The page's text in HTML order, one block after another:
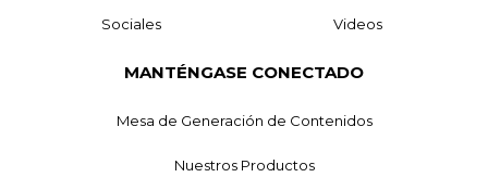
Sociales Videos
MANTÉNGASE CONECTADO
Mesa de Generación de Contenidos
Nuestros Productos